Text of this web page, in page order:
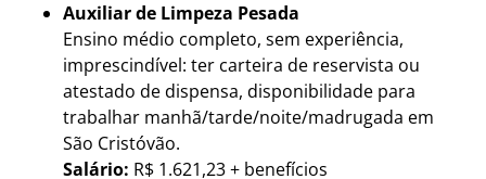
Auxiliar de Limpeza Pesada
Ensino médio completo, sem experiência,
imprescindível: ter carteira de reservista ou
atestado de dispensa, disponibilidade para
trabalhar manhã/tarde/noite/madrugada em
São Cristóvão.
Salário: R$ 1.621,23 + benefícios